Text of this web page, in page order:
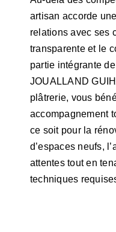
artisan accorde
relations avec ses
transparente et le
partie intégrante
JOUALLAND
plâtrerie, vous
accompagnement
ce soit pour la
d’espaces neufs,
attentes tout en
techniques